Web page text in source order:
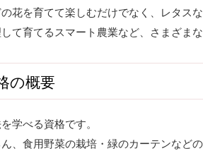
花を育てて楽しむだけでなく、レタス
て育てるスマート農業など、さまざま
の概要
学べる資格です。
、食用野菜の栽培・緑のカーテンなどの